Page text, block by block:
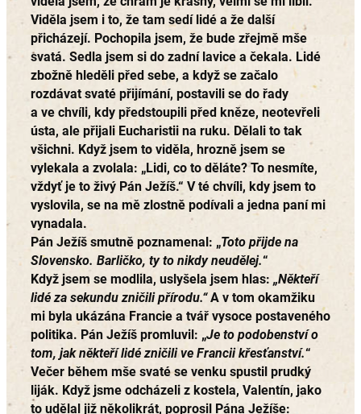
Viděla jsem i to, že tam sedí lidé a že další
přicházejí. Pochopila jsem, že bude zřejmě mše
svatá. Sedla jsem si do zadní lavice a čekala. Lidé
zbožně hleděli před sebe, a když se začalo
rozdávat svaté přijímání, postavili se do řady
a ve chvíli, kdy předstoupili před kněze, neotevřeli
ústa, ale přijali Eucharistii na ruku. Dělali to tak
všichni. Když jsem to viděla, hrozně jsem se
vylekala a zvolala: „Lidi, co to děláte? To nesmíte,
vždyť je to živý Pán Ježíš.“ V té chvíli, kdy jsem to
vyslovila, se na mě zlostně podívali a jedna paní mi
vynadala.
Pán Ježíš smutně poznamenal: „Toto přijde na
Slovensko. Barličko, ty to nikdy neudělej.“
Když jsem se modlila, uslyšela jsem hlas: „Někteří
lidé za sekundu zničili přírodu.“A v tom okamžiku
mi byla ukázána Francie a tvář vysoce postaveného
politika. Pán Ježíš promluvil: „Je to podobenství o
tom, jak někteří lidé zničili ve Francii křesťanství.“
Večer během mše svaté se venku spustil prudký
liják. Když jsme odcházeli z kostela, Valentín, jako
to udělal již několikrát, poprosil Pána Ježíše: